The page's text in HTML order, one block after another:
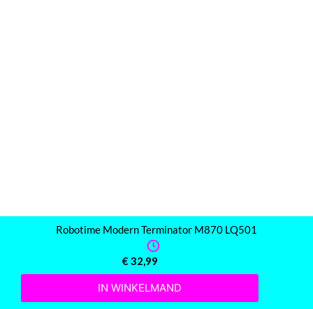
Robotime Modern Terminator M870 LQ501
€ 32,99
IN WINKELMAND